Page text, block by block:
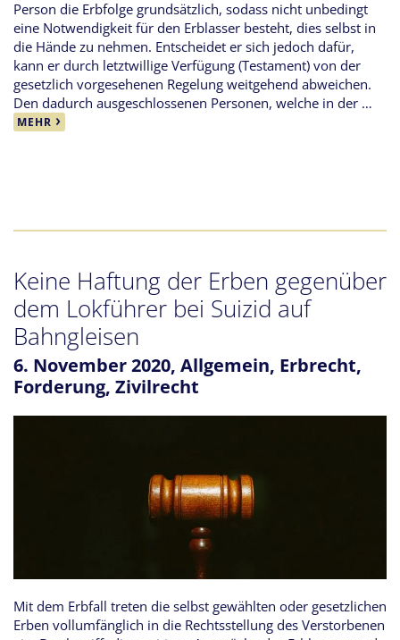
Person die Erbfolge grundsätzlich, sodass nicht unbedingt
eine Notwendigkeit für den Erblasser besteht, dies selbst in
die Hände zu nehmen. Entscheidet er sich jedoch dafür,
kann er durch letztwillige Verfügung (Testament) von der
gesetzlich vorgesehenen Regelung weitgehend abweichen.
Den dadurch ausgeschlossenen Personen, welche in der …
MEHR
Keine Haftung der Erben gegenüber
dem Lokführer bei Suizid auf
Bahngleisen
6. November 2020, Allgemein, Erbrecht,
Forderung, Zivilrecht
Mit dem Erbfall treten die selbst gewählten oder gesetzlichen
Erben vollumfänglich in die Rechtsstellung des Verstorbenen